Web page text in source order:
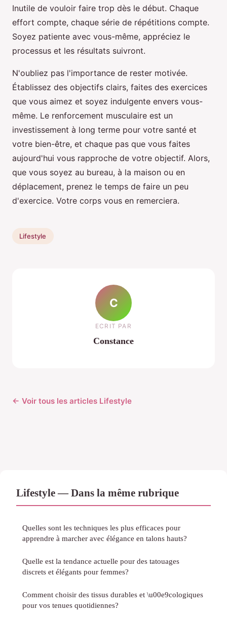
Inutile de vouloir faire trop dès le début. Chaque
effort compte, chaque série de répétitions compte.
Soyez patiente avec vous-même, appréciez le
processus et les résultats suivront.
N'oubliez pas l'importance de rester motivée.
Établissez des objectifs clairs, faites des exercices
que vous aimez et soyez indulgente envers vous-
même. Le renforcement musculaire est un
investissement à long terme pour votre santé et
votre bien-être, et chaque pas que vous faites
aujourd'hui vous rapproche de votre objectif. Alors,
que vous soyez au bureau, à la maison ou en
déplacement, prenez le temps de faire un peu
d'exercice. Votre corps vous en remerciera.
Lifestyle
C
ECRIT PAR
Constance
← Voir tous les articles Lifestyle
Lifestyle — Dans la même rubrique
Quelles sont les techniques les plus efficaces pour
apprendre à marcher avec élégance en talons hauts?
Quelle est la tendance actuelle pour des tatouages
discrets et élégants pour femmes?
Comment choisir des tissus durables et \u00e9cologiques
pour vos tenues quotidiennes?